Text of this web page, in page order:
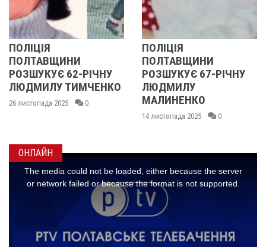
РІЧНУ
0
ПОЛТАВЩИНИ
РОЗШУКУЄ 67-РІЧНУ
ЛЮДМИЛУ
МАЛИНЕНКО
0
ОБЛАСТІ
ОНЛАЙН